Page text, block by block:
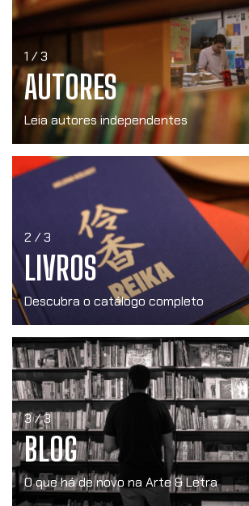
1 / 3
AUTORES
Leia autores independentes
2 / 3
LIVROS
Descubra o catálogo completo
3 / 3
BLOG
O que há de novo na Arte & Letra